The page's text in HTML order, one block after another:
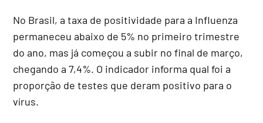
No Brasil, a taxa de positividade para a Influenza
permaneceu abaixo de 5% no primeiro trimestre
do ano, mas já começou a subir no final de março,
chegando a 7,4%. O indicador informa qual foi a
proporção de testes que deram positivo para o
vírus.